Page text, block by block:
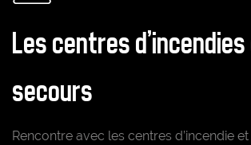
Les centres d'incendies
secours
Rencontre avec les centres d’incendie